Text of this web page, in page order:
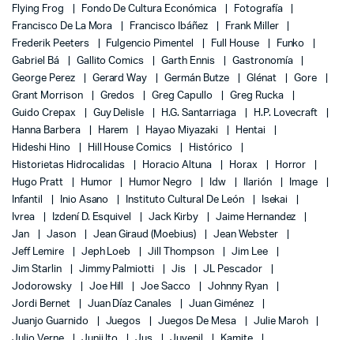
Flying Frog
Fondo De Cultura Económica
Fotografía
Francisco De La Mora
Francisco Ibáñez
Frank Miller
Frederik Peeters
Fulgencio Pimentel Full House
Funko
Gabriel Bá
Gallito Comics Garth Ennis
Gastronomía
George Perez
Gerard Way Germán Butze Glénat
Gore
Grant Morrison
Gredos Greg Capullo
Greg Rucka
Guido Crepax
Guy Delisle H.G. Santarriaga
H.P. Lovecraft
Hanna Barbera
Harem Hayao Miyazaki
Hentai
Hideshi Hino
Hill House Comics
Histórico
Historietas Hidrocalidas
Horacio Altuna Horax
Horror
Hugo Pratt
Humor Humor Negro Idw Ilarión
Image
Infantil
Inio Asano Instituto Cultural De León
Isekai
Ivrea
Izdení D. Esquivel Jack Kirby
Jaime Hernandez
Jan
Jason Jean Giraud (Moebius)
Jean Webster
Jeff Lemire
Jeph Loeb Jill Thompson
Jim Lee
Jim Starlin
Jimmy Palmiotti Jis
JL Pescador
Jodorowsky
Joe Hill Joe Sacco
Johnny Ryan
Jordi Bernet
Juan Díaz Canales
Juan Giménez
Juanjo Guarnido
Juegos Juegos De Mesa
Julie Maroh